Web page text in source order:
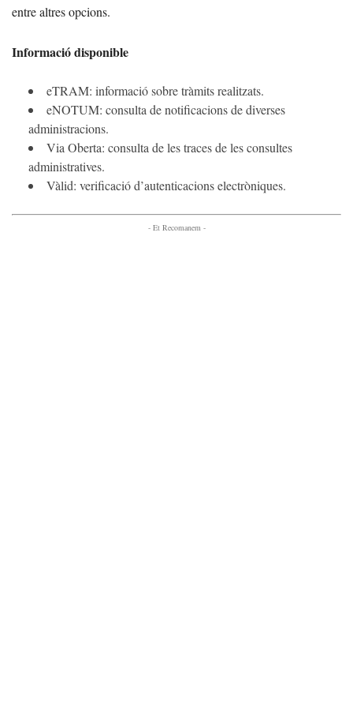
entre altres opcions.
Informació disponible
eTRAM: informació sobre tràmits realitzats.
eNOTUM: consulta de notificacions de diverses
administracions.
Via Oberta: consulta de les traces de les consultes
administratives.
Vàlid: verificació d’autenticacions electròniques.
- Et Recomanem -